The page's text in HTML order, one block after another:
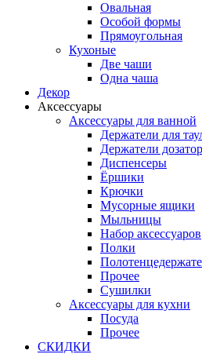
Овальная
Особой формы
Прямоугольная
Кухоные
Две чаши
Одна чаша
Декор
Аксессуары
Аксессуары для ванной
Держатели для
Держатели
Диспенсеры
Ёршики
Крючки
Мусорные ящики
Мыльницы
Набор аксессуаров
Полки
Прочее
Сушилки
Аксессуары для кухни
Посуда
Прочее
СКИДКИ